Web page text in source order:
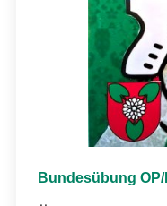
Bundesübung